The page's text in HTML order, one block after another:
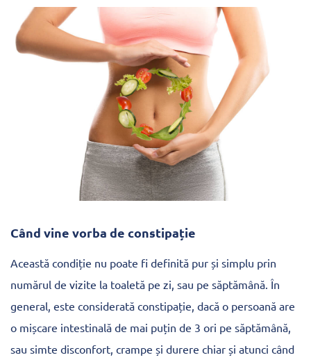
Când vine vorba de constipație
Această condiție nu poate fi definită pur și simplu prin
numărul de vizite la toaletă pe zi, sau pe săptămână. În
general, este considerată constipație, dacă o persoană are
o mișcare intestinală de mai puțin de 3 ori pe săptămână,
sau simte disconfort, crampe și durere chiar și atunci când